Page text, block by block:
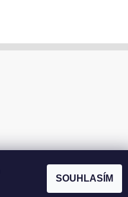
Slunečníky a podstavce
SOUHLASÍM